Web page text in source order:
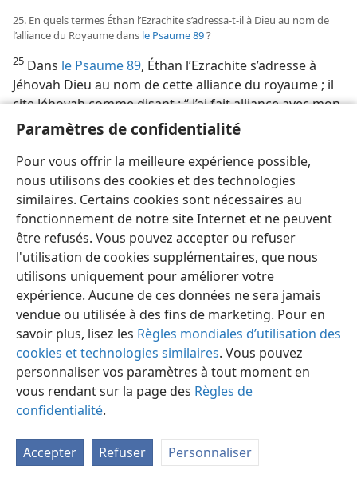
Paramètres de confidentialité
Pour vous offrir la meilleure expérience possible,
nous utilisons des cookies et des technologies
similaires. Certains cookies sont nécessaires au
fonctionnement de notre site Internet et ne peuvent
être refusés. Vous pouvez accepter ou refuser
l'utilisation de cookies supplémentaires, que nous
utilisons uniquement pour améliorer votre
expérience. Aucune de ces données ne sera jamais
vendue ou utilisée à des fins de marketing. Pour en
savoir plus, lisez les Règles mondiales d’utilisation des
cookies et technologies similaires. Vous pouvez
personnaliser vos paramètres à tout moment en
vous rendant sur la page des Règles de
confidentialité.
Accepter Refuser Personnaliser
25. En quels termes Éthan l’Ezrachite s’adressa-​t-​il à Dieu au nom de
l’alliance du Royaume dans le Psaume 89?
25 Dans le Psaume 89, Éthan l’Ezrachite s’adresse à
Jéhovah Dieu au nom de cette alliance du royaume ; il
cite Jéhovah comme disant : “ J’ai fait alliance avec mon
élu, j’ai juré à David, mon serviteur : j’établirai ta
j’édifierai ton trône de génération en génération (...)
Lui me criera : tu es mon père, mon Dieu, et le rocher
de mon salut. Aussi moi, je ferai de lui le premier-né, le
plus élevé des rois de la terre. Je lui garderai ma bonté
à toujours (pour un temps indéfini) ; et mon alliance lui
sera assurée. Et je ferai subsister sa semence à
perpétuité, et son trône comme les jours des cieux (...)
Je ne violerai point mon alliance, et je ne changerai pas
ce qui est sorti de mes lèvres. J’ai une fois juré par ma
sainteté, sijamais je mens à David ! (à David je ne dis
pas de mensonges) ! Sa semence sera à toujours (pour
un temps indéfini) ; et son trône comme le soleil
devant moi. Comme la lune, il sera affermi pour
toujours (pour un temps indéfini) ; et le témoin dans
26. En quels termes un autre psalmiste rappela-​t-​il à Jéhovah l’alliance